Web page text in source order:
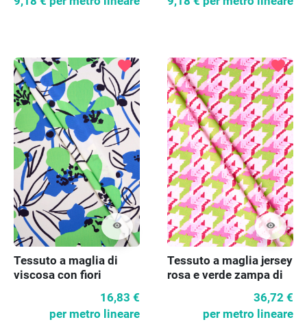
visibility
favorite
Tessuto a maglia di
viscosa con fiori
16,83 €
per metro lineare
visibility
favorite
Tessuto a maglia jersey
rosa e verde zampa di
36,72 €
per metro lineare